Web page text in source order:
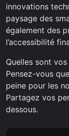
innovations
paysage des
également des
l’accessibilité
Quelles sont
Pensez-vous
peine pour les
Partagez vos
dessous.